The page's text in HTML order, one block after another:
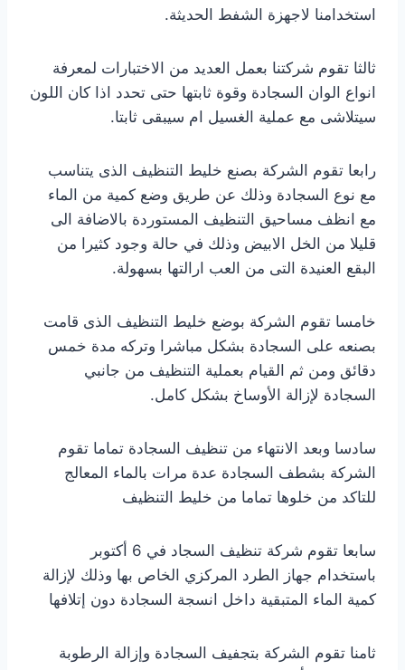
استخدامنا لاجهزة الشفط الحديثة.
ثالثا تقوم شركتنا بعمل العديد من الاختبارات لمعرفة
انواع الوان السجادة وقوة ثابتها حتى تحدد اذا كان اللون
سيتلاشى مع عملية الغسيل ام سيبقى ثابتا.
رابعا تقوم الشركة بصنع خليط التنظيف الذى يتناسب
مع نوع السجادة وذلك عن طريق وضع كمية من الماء
مع انظف مساحيق التنظيف المستوردة بالاضافة الى
قليلا من الخل الابيض وذلك في حالة وجود كثيرا من
البقع العنيدة التى من العب ارالتها بسهولة.
خامسا تقوم الشركة بوضع خليط التنظيف الذى قامت
بصنعه على السجادة بشكل مباشرا وتركه مدة خمس
دقائق ومن ثم القيام بعملية التنظيف من جانبي
السجادة لإزالة الأوساخ بشكل كامل.
سادسا وبعد الانتهاء من تنظيف السجادة تماما تقوم
الشركة بشطف السجادة عدة مرات بالماء المعالج
للتاكد من خلوها تماما من خليط التنظيف
سابعا تقوم شركة تنظيف السجاد في 6 أكتوبر
باستخدام جهاز الطرد المركزي الخاص بها وذلك لإزالة
كمية الماء المتبقية داخل انسجة السجادة دون إتلافها
ثامنا تقوم الشركة بتجفيف السجادة وإزالة الرطوبة